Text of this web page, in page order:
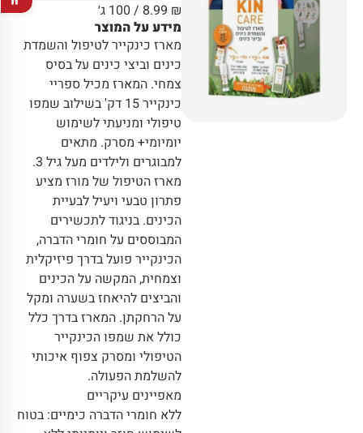
8.99 ₪
/ 100 ג׳
מידע על המוצר
מארז כינקייר לטיפול והשמדת
כינים וביצי כינים על בסיס
צמחי. המארז מכיל ספריי
כינקייר 15 דק' בשילוב שמפו
טיפולי ומניעתי לשימוש
יומיומי+ מסרק. מתאים
למבוגרים ולילדים מעל גיל 3.
מארז הטיפול של מורז מציע
פתרון טבעי ויעיל לבעיית
הכינים. בניגוד לתכשירים
המבוססים על חומרי הדברה,
הכינקייר פועל בדרך פיזיקלית
וצמחית, המקשה על הכינים
והביצים להיאחז בשערה ומקל
על הרחקתן. המארז בדרך כלל
כולל את שמפו הכינקייר
הטיפולי ומסרק צפוף איכותי
להשלמת הפעולה.
מאפיינים עיקריים
ללא חומרי הדברה כימיים: בטוח